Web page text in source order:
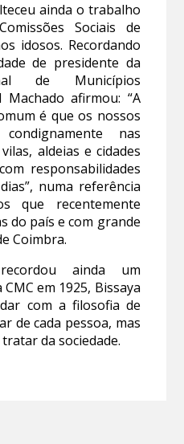
ainda o trabalho
Sociais de
idosos. Recordando
de presidente da
de Municípios
afirmou: “A
é que os nossos
nas
aldeias e cidades
responsabilidades
numa referência
que recentemente
do país e com grande
Coimbra.
ainda um
em 1925, Bissaya
com a filosofia de
de cada pessoa, mas
da sociedade.